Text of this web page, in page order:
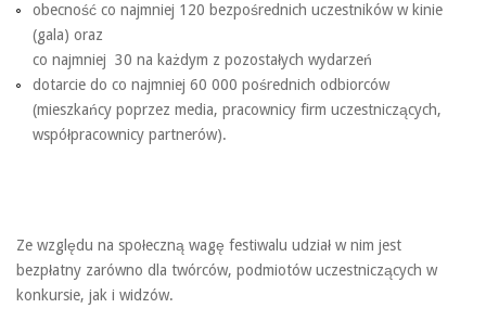
obecność co najmniej 120 bezpośrednich uczestników w kinie
(gala) oraz
co najmniej 30 na każdym z pozostałych wydarzeń
dotarcie do co najmniej 60 000 pośrednich odbiorców
(mieszkańcy poprzez media, pracownicy firm uczestniczących,
współpracownicy partnerów).
Ze względu na społeczną wagę festiwalu udział w nim jest
bezpłatny zarówno dla twórców, podmiotów uczestniczących w
konkursie, jak i widzów.